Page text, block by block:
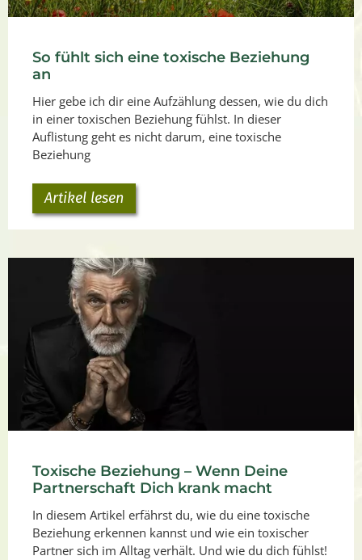
So fühlt sich eine toxische Beziehung
an
Hier gebe ich dir eine Aufzählung dessen, wie du dich
in einer toxischen Beziehung fühlst. In dieser
Auflistung geht es nicht darum, eine toxische
Beziehung
Artikel lesen
Toxische Beziehung – Wenn Deine
Partnerschaft Dich krank macht
In diesem Artikel erfährst du, wie du eine toxische
Beziehung erkennen kannst und wie ein toxischer
Partner sich im Alltag verhält. Und wie du dich fühlst!